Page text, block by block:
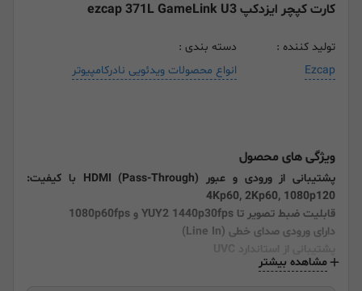
کارت کپچر ایزدکپ ezcap 371L GameLink U3
تولید کننده :
Ezcap
دسته بندی :
انواع محصولات ویدئویی نادرکامپیوتر
ویژگی های محصول
پشتیبانی از ورودی و عبور (Pass-Through) HDMI با کیفیت:
4Kp60, 2Kp60, 1080p120
قابلیت ضبط تصویر تا YUY2 1440p30fps و 1080p60fps
دارای ورودی صدای خطی (Line In)
مشاهده بیشتر